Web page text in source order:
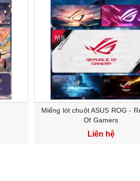
Miếng lót chuột ASUS ROG -
Of Gamers
Liên hệ